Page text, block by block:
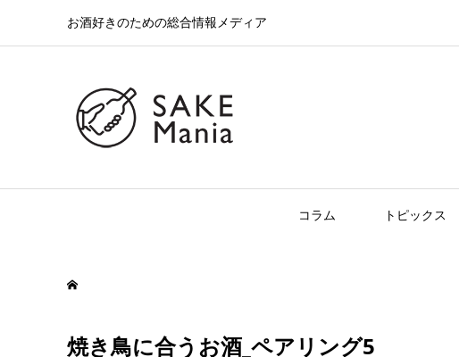
お酒好きのための総合情報メディア
コラム トピックス
焼き鳥に合うお酒_ペアリング5